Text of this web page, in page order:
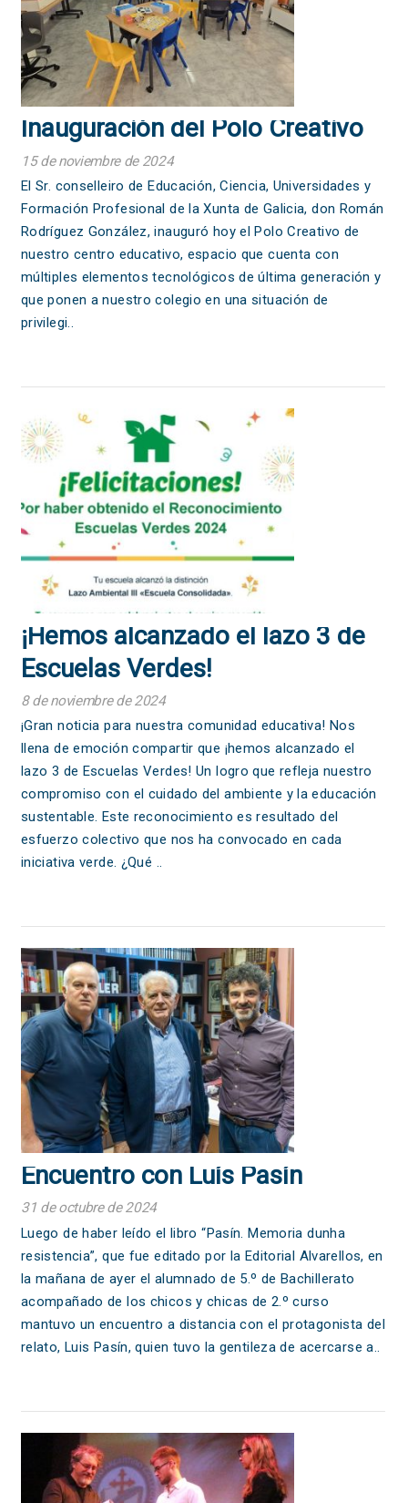
Inauguración del Polo Creativo
15 de noviembre de 2024
El Sr. conselleiro de Educación, Ciencia, Universidades y
Formación Profesional de la Xunta de Galicia, don Román
Rodríguez González, inauguró hoy el Polo Creativo de
nuestro centro educativo, espacio que cuenta con
múltiples elementos tecnológicos de última generación y
que ponen a nuestro colegio en una situación de
privilegi..
¡Hemos alcanzado el lazo 3 de
Escuelas Verdes!
8 de noviembre de 2024
¡Gran noticia para nuestra comunidad educativa! Nos
llena de emoción compartir que ¡hemos alcanzado el
lazo 3 de Escuelas Verdes! Un logro que refleja nuestro
compromiso con el cuidado del ambiente y la educación
sustentable. Este reconocimiento es resultado del
esfuerzo colectivo que nos ha convocado en cada
iniciativa verde. ¿Qué ..
Encuentro con Luís Pasín
31 de octubre de 2024
Luego de haber leído el libro “Pasín. Memoria dunha
resistencia”, que fue editado por la Editorial Alvarellos, en
la mañana de ayer el alumnado de 5.º de Bachillerato
acompañado de los chicos y chicas de 2.º curso
mantuvo un encuentro a distancia con el protagonista del
relato, Luis Pasín, quien tuvo la gentileza de acercarse a..